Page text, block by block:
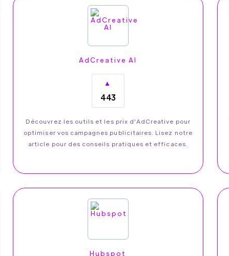
AdCreative AI
▲
443
Découvrez les outils et les prix d'AdCreative pour
optimiser vos campagnes publicitaires. Lisez notre
article pour des conseils pratiques et efficaces.
Hubspot